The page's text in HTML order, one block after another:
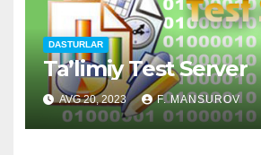
DASTURLAR
Ta’limiy Test Server
AVG 20, 2023 F. MANSUROV